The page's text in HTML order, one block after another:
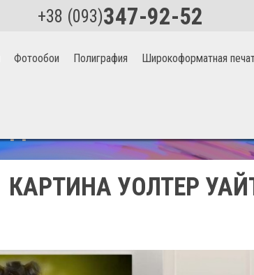
+38 (093)347-92-52
Фотообои Полиграфия Широкоформатная
КАРТИНА УОЛТЕР